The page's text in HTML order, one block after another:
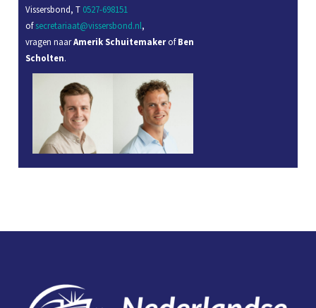
Vissersbond, T 0527-698151
ofsecretariaat@vissersbond.nl,
vragen naarAmerik SchuitemakerofBen
Scholten.